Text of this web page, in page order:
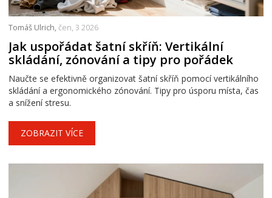
Tomáš Ulrich, čen, 3 2026
Jak uspořádat šatní skříň: Vertikální
skládání, zónování a tipy pro pořádek
Naučte se efektivně organizovat šatní skříň pomocí vertikálního
skládání a ergonomického zónování. Tipy pro úsporu místa, čas
a snížení stresu.
ZOBRAZIT VÍCE